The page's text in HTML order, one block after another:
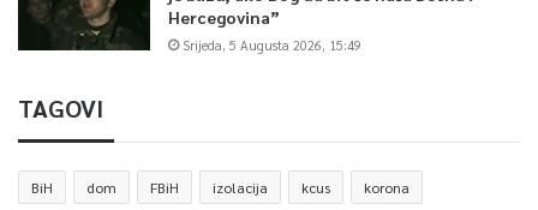
Hercegovina”
Srijeda, 5 Augusta 2026, 15:49
TAGOVI
BiH dom FBiH izolacija kcus korona